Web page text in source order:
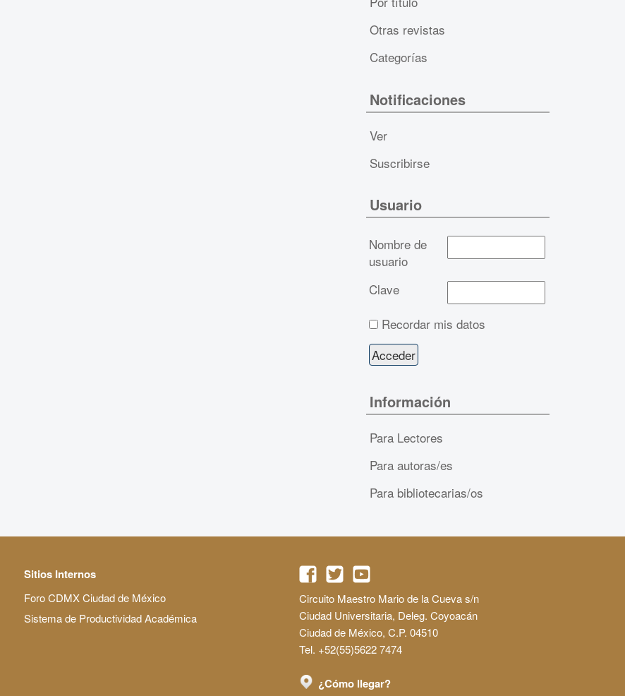
Otras revistas
Categorías
Notificaciones
Ver
Suscribirse
Usuario
Nombre de
usuario
Clave
Recordar mis datos
Información
Para Lectores
Para autoras/es
Para bibliotecarias/os
Sitios Internos
Foro CDMX Ciudad de México
Sistema de Productividad Académica
Circuito Maestro Mario de la Cueva s/n
Ciudad Universitaria, Deleg. Coyoacán
Ciudad de México, C.P. 04510
Tel. +52(55)5622 7474
¿Cómo llegar?